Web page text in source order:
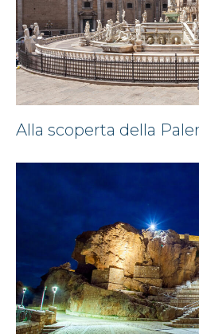
Alla scoperta della